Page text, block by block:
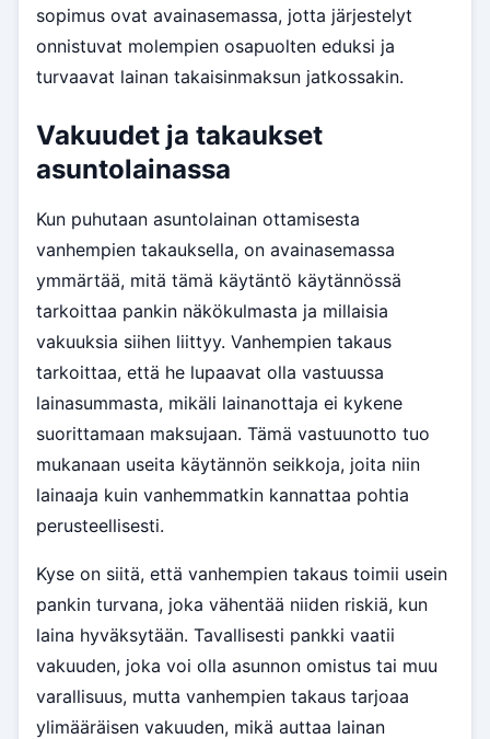
sopimus ovat avainasemassa, jotta järjestelyt
onnistuvat molempien osapuolten eduksi ja
turvaavat lainan takaisinmaksun jatkossakin.
Vakuudet ja takaukset
asuntolainassa
Kun puhutaan asuntolainan ottamisesta
vanhempien takauksella, on avainasemassa
ymmärtää, mitä tämä käytäntö käytännössä
tarkoittaa pankin näkökulmasta ja millaisia
vakuuksia siihen liittyy. Vanhempien takaus
tarkoittaa, että he lupaavat olla vastuussa
lainasummasta, mikäli lainanottaja ei kykene
suorittamaan maksujaan. Tämä vastuunotto tuo
mukanaan useita käytännön seikkoja, joita niin
lainaaja kuin vanhemmatkin kannattaa pohtia
perusteellisesti.
Kyse on siitä, että vanhempien takaus toimii usein
pankin turvana, joka vähentää niiden riskiä, kun
laina hyväksytään. Tavallisesti pankki vaatii
vakuuden, joka voi olla asunnon omistus tai muu
varallisuus, mutta vanhempien takaus tarjoaa
ylimääräisen vakuuden, mikä auttaa lainan